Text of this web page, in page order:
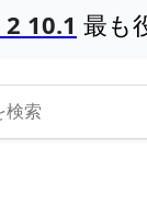
10.1 最も